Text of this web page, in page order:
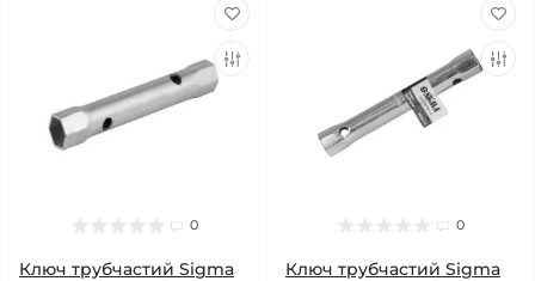
0
Ключ трубчастий Sigma
0
Ключ трубчастий Sigma